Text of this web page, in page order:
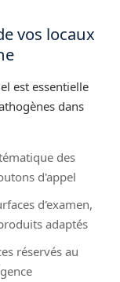
vos locaux
est essentielle
dans
des
d'appel
d'examen,
adaptés
réservés au